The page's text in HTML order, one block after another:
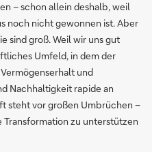
– schon allein deshalb, weil
noch nicht gewonnen ist. Aber
sind groß. Weil wir uns gut
Umfeld, in dem der
und
Nachhaltigkeit rapide an
steht vor großen Umbrüchen –
Transformation zu unterstützen